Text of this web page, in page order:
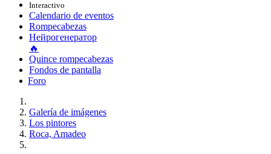
Interactivo
Calendario de eventos
Rompecabezas
Нейрогенератор
🔥
Quince rompecabezas
Fondos de pantalla
Foro
Galería de imágenes
Los pintores
Roca, Amadeo